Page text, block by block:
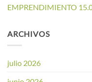
EMPRENDIMIENTO
ARCHIVOS
julio 2026